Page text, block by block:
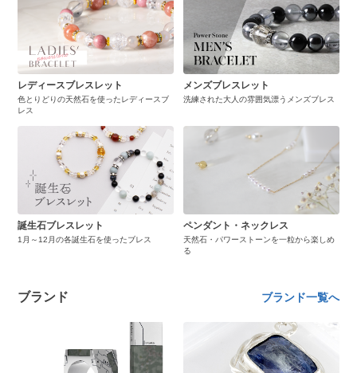
レディースブレスレット
色とりどりの天然石を使ったレディースブ
レス
メンズブレスレット
洗練された大人の雰囲気漂うメンズブレス
誕生石ブレスレット
1月～12月の各誕生石を使ったブレス
ペンダント・ネックレス
天然石・パワーストーンを一粒から楽しめ
る
ブランド ブランド一覧へ